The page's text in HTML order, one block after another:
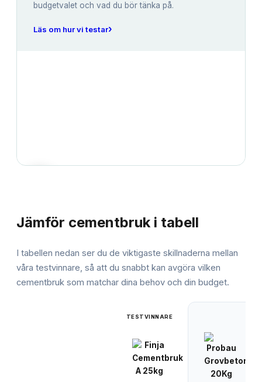
budgetvalet och vad du bör tänka på.
Läs om hur vi testar›
Jämför cementbruk i tabell
I tabellen nedan ser du de viktigaste skillnaderna mellan
våra testvinnare, så att du snabbt kan avgöra vilken
cementbruk som matchar dina behov och din budget.
TESTVINNARE